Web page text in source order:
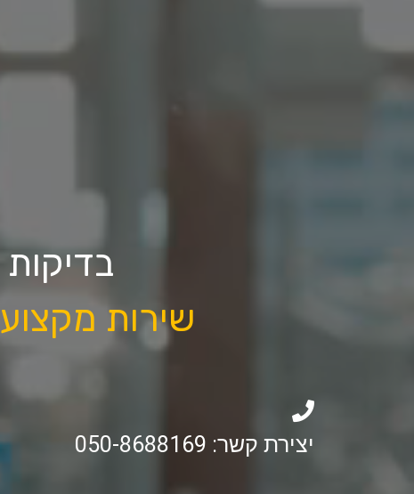
שירות
יצירת קשר: 050-8688169